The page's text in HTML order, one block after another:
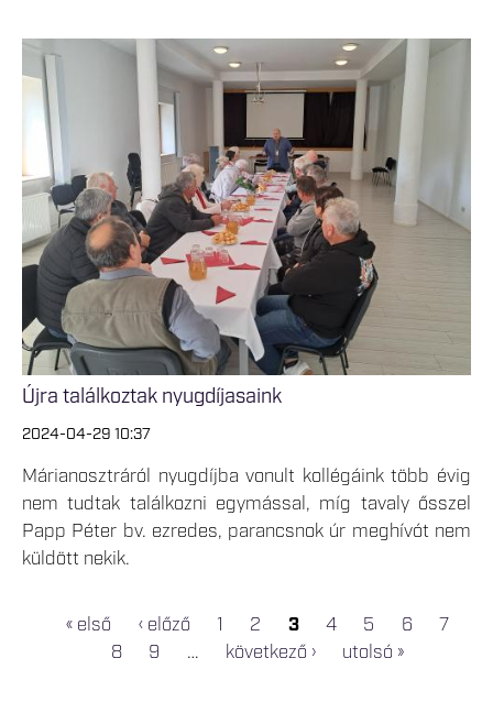
Újra találkoztak nyugdíjasaink
2024-04-29 10:37
Márianosztráról nyugdíjba vonult kollégáink több évig
nem tudtak találkozni egymással, míg tavaly ősszel
Papp Péter bv. ezredes, parancsnok úr meghívót nem
küldött nekik.
« első ‹ előző 1 2 3 4 5 6
7
8
9 … következő › utolsó »